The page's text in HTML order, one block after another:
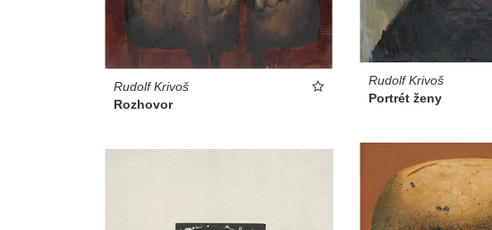
Rudolf Krivoš
Rozhovor
Rudolf Krivoš
Portrét ženy